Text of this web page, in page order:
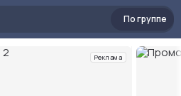
По группе
Реклама